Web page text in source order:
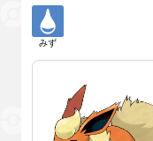
みず